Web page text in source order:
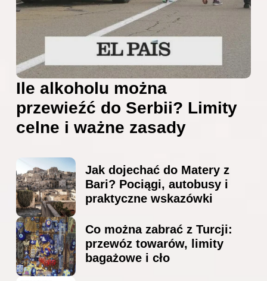
Ile alkoholu można
przewieźć do Serbii? Limity
celne i ważne zasady
Jak dojechać do Matery z
Bari? Pociągi, autobusy i
praktyczne wskazówki
Co można zabrać z Turcji:
przewóz towarów, limity
bagażowe i cło